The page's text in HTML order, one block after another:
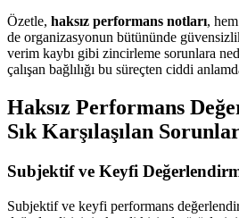
Özetle, haksız performans notları,
de organizasyonun bütününde
verim kaybı gibi zincirleme sorunlara
çalışan bağlılığı bu süreçten ciddi
Haksız Performans
Sık Karşılaşılan
Subjektif ve Keyfi
Subjektif ve keyfi performans